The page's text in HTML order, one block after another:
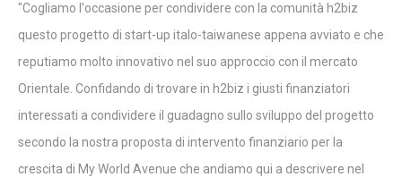
"Cogliamo l'occasione per condividere con la comunità h2biz
questo progetto di start-up italo-taiwanese appena avviato e che
reputiamo molto innovativo nel suo approccio con il mercato
Orientale. Confidando di trovare in h2biz i giusti finanziatori
interessati a condividere il guadagno sullo sviluppo del progetto
secondo la nostra proposta di intervento finanziario per la
crescita di My World Avenue che andiamo qui a descrivere nel